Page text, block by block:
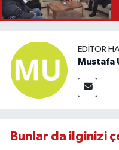
EDITÖR
Mustafa
Bunlar da ilginizi